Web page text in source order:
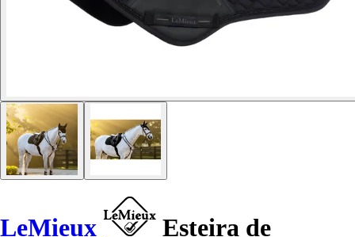
LeMieux
Esteira de